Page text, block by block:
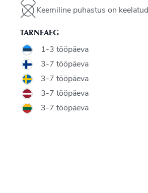
Keemiline puhastus on keelatud
TARNEAEG
1-3 tööpäeva
3-7 tööpäeva
3-7 tööpäeva
3-7 tööpäeva
3-7 tööpäeva